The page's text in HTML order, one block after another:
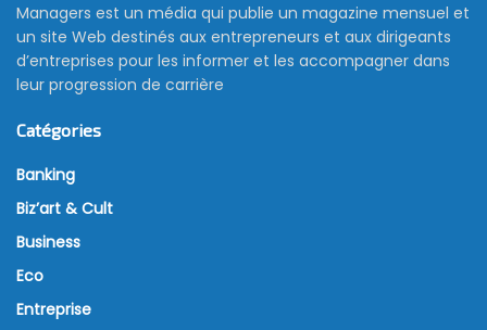
Managers est un média qui publie un magazine mensuel et
un site Web destinés aux entrepreneurs et aux dirigeants
d’entreprises pour les informer et les accompagner dans
leur progression de carrière
Catégories
Banking
Biz’art & Cult
Business
Eco
Entreprise